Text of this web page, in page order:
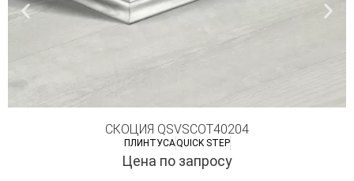
СКОЦИЯ QSVSCOT40204
ПЛИНТУСАQUICK STEP
Цена по запросу